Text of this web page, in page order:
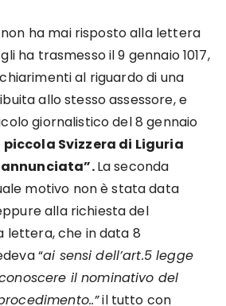
ha mai risposto alla lettera
ha trasmesso il 9 gennaio 1017,
al riguardo di una
allo stesso assessore, e
giornalistico del 8 gennaio
piccola Svizzera di Liguria
La seconda
motivo non è stata data
alla richiesta del
lettera, che in data 8
“ai sensi dell’art.5 legge
il nominativo del
il tutto con